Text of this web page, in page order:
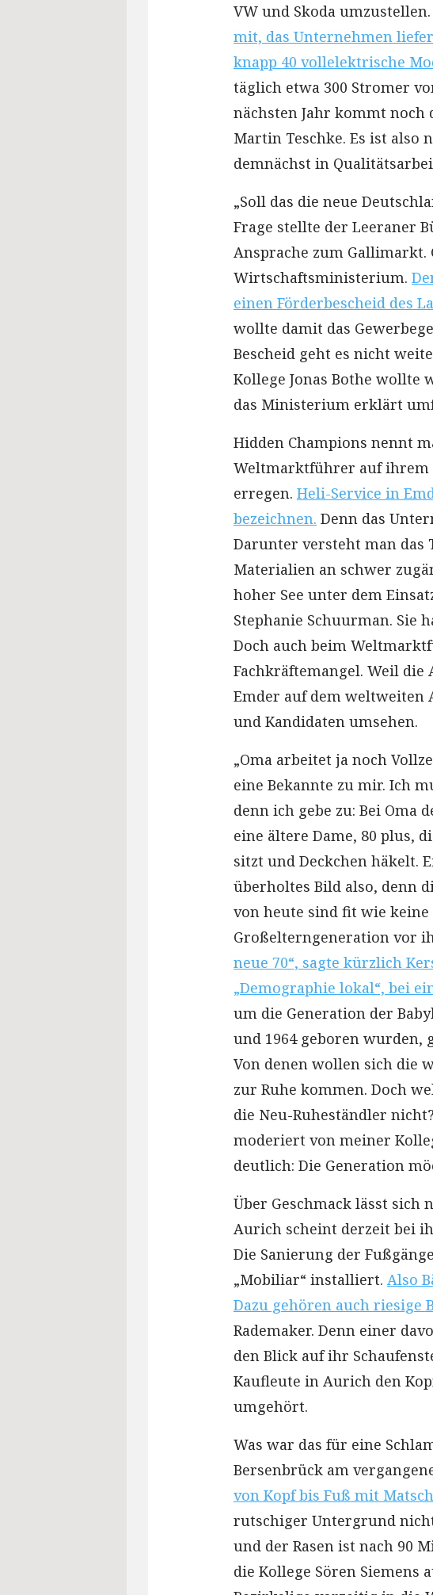
VW und Skoda umzustellen.
mit, das Unternehmen
knapp 40 vollelektrische
täglich etwa 300 Stromer
nächsten Jahr kommt
Martin Teschke. Es ist also
demnächst in
„Soll das die neue
Frage stellte der Leeraner
Ansprache zum Gallimarkt.
Wirtschaftsministerium.
einen Förderbescheid des
wollte damit das
Bescheid geht es nicht
Kollege Jonas Bothe wollte
das Ministerium erklärt
Hidden Champions nennt
Weltmarktführer auf ihrem
erregen. Heli-Service in
bezeichnen. Denn das
Darunter versteht man
Materialien an schwer
hoher See unter dem
Stephanie Schuurman. Sie
Doch auch beim
Fachkräftemangel. Weil die
Emder auf dem weltweiten
und Kandidaten umsehen.
„Oma arbeitet ja noch
eine Bekannte zu mir. Ich
denn ich gebe zu: Bei Oma
eine ältere Dame, 80 plus,
sitzt und Deckchen häkelt.
überholtes Bild also, denn
von heute sind fit wie keine
Großelterngeneration vor
neue 70“, sagte kürzlich
„Demographie lokal“, bei
um die Generation der
und 1964 geboren wurden,
Von denen wollen sich die
zur Ruhe kommen. Doch
die Neu-Ruheständler
moderiert von meiner
deutlich: Die Generation
Über Geschmack lässt sich
Aurich scheint derzeit bei
Die Sanierung der
„Mobiliar“ installiert. Also
Dazu gehören auch riesige
Rademaker. Denn einer
den Blick auf ihr
Kaufleute in Aurich den
umgehört.
Was war das für eine
Bersenbrück am
von Kopf bis Fuß mit
rutschiger Untergrund
und der Rasen ist nach 90
die Kollege Sören